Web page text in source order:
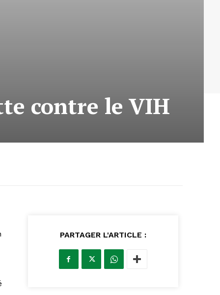
contre le VIH
PARTAGER L'ARTICLE :